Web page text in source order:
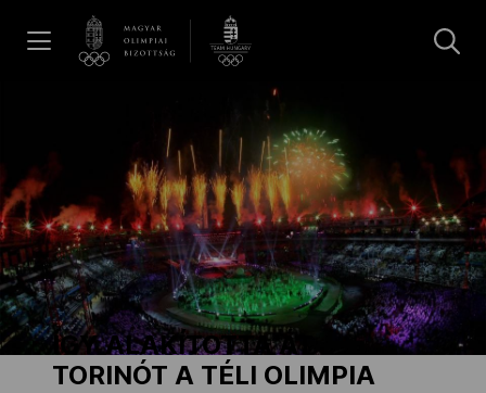
Galéria
Dakar 2026
Los Angeles 2028
ÍGY ALAKÍTOTTA ÁT
TORINÓT A TÉLI OLIMPIA